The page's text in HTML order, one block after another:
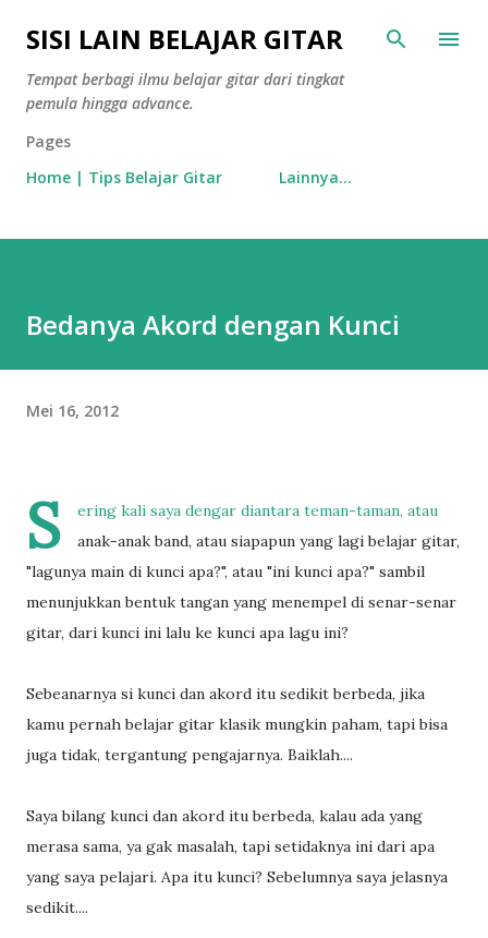
Langsung ke konten utama
SISI LAIN BELAJAR GITAR
Tempat berbagi ilmu belajar gitar dari tingkat
pemula hingga advance.
Pages
Home | Tips Belajar Gitar
Lainnya…
Bedanya Akord dengan Kunci
Mei 16, 2012
S
ering kali saya dengar diantara teman-taman, atau
anak-anak band, atau siapapun yang lagi belajar gitar,
"lagunya main di kunci apa?", atau "ini kunci apa?" sambil
menunjukkan bentuk tangan yang menempel di senar-senar
gitar, dari kunci ini lalu ke kunci apa lagu ini?
Sebeanarnya si kunci dan akord itu sedikit berbeda, jika
kamu pernah belajar gitar klasik mungkin paham, tapi bisa
juga tidak, tergantung pengajarnya. Baiklah....
Saya bilang kunci dan akord itu berbeda, kalau ada yang
merasa sama, ya gak masalah, tapi setidaknya ini dari apa
yang saya pelajari. Apa itu kunci? Sebelumnya saya jelasnya
sedikit....